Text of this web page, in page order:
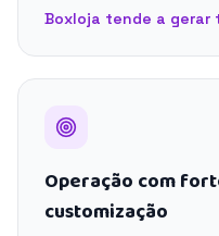
Boxloja tende a gerar
Operação com
customização